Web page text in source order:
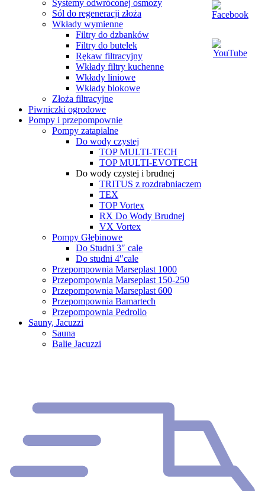
Systemy odwróconej osmozy
Sól do regeneracji złoża
Wkłady wymienne
Filtry do dzbanków
Filtry do butelek
Rękaw filtracyjny
Wkłady filtry kuchenne
Wkłady liniowe
Wkłady blokowe
Złoża filtracyjne
Piwniczki ogrodowe
Pompy i przepompownie
Pompy zatapialne
Do wody czystej
TOP MULTI-TECH
TOP MULTI-EVOTECH
Do wody czystej i brudnej
TRITUS z rozdrabniaczem
TEX
TOP Vortex
RX Do Wody Brudnej
VX Vortex
Pompy Głębinowe
Do Studni 3″ cale
Do studni 4″cale
Przepompownia Marseplast 1000
Przepompownia Marseplast 150-250
Przepompownia Marseplast 600
Przepompownia Bamartech
Przepompownia Pedrollo
Sauny, Jacuzzi
Sauna
Balie Jacuzzi